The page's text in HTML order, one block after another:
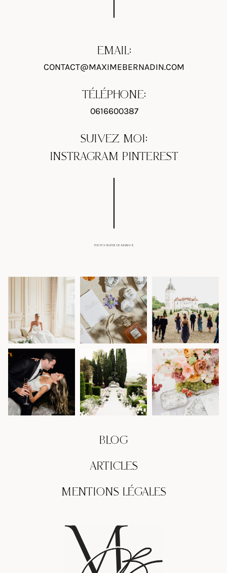
EMAIL:
CONTACT@MAXIMEBERNADIN.COM
TÉLÉPHONE:
0616600387
SUIVEZ MOI:
INSTRAGRAM PINTEREST
PHOTOGRAPHE DE MARIAGE
BLOG
ARTICLES
MENTIONS LÉGALES